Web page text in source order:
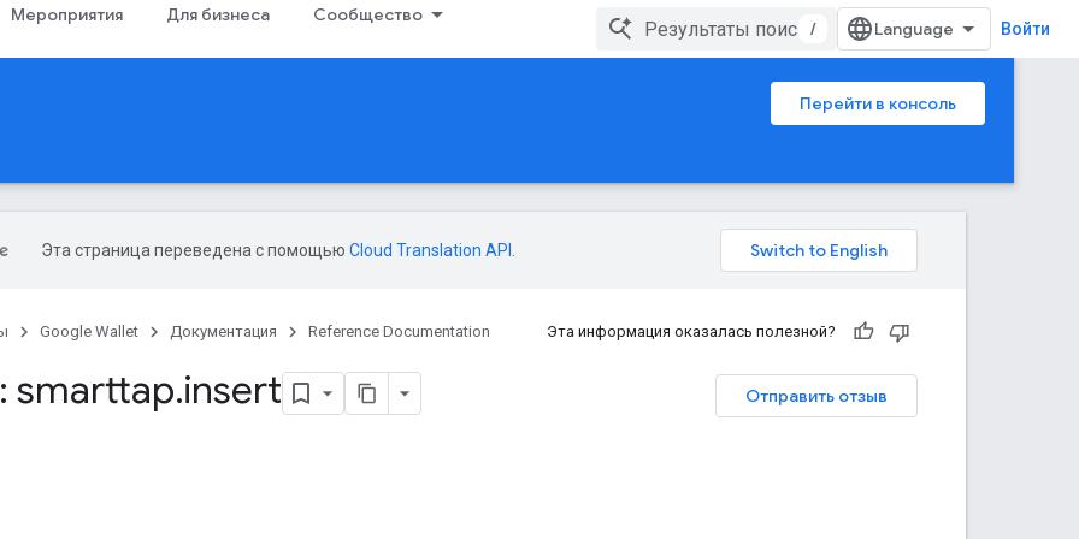
Мероприятия Для бизнеса Сообщество
/ Войти
Перейти в консоль
Эта страница переведена с помощью Cloud Translation API
Google Wallet Документация Reference Documentation Эта информация оказалась полезной?
Отправить отзыв
smarttap.insert